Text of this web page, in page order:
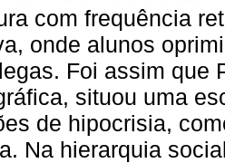
com frequência
onde alunos
Foi assim que
situou uma
de hipocrisia,
Na hierarquia